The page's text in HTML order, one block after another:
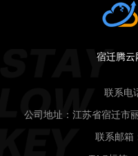
宿迁腾云
联系电
公司地址：江苏省宿迁市
联系邮箱